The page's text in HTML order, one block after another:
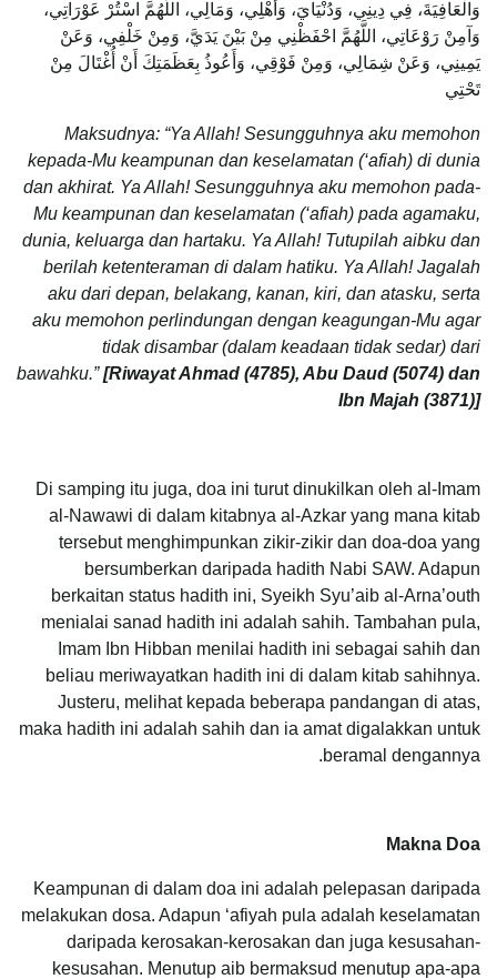
وَالْعَافِيَةَ، فِي دِينِي، وَدُنْيَايَ، وَأَهْلِي، وَمَالِي، اللَّهُمَّ اسْتُرْ عَوْرَاتِي،
وَآمِنْ رَوْعَاتِي، اللَّهُمَّ احْفَظْنِي مِنْ بَيْنَ يَدَيَّ، وَمِنْ خَلْفِي، وَعَنْ
يَمِينِي، وَعَنْ شِمَالِي، وَمِنْ فَوْقِي، وَأَعُوذُ بِعَظَمَتِكَ أَنْ أُغْتَالَ مِنْ
تَحْتِي
Maksudnya: “Ya Allah! Sesungguhnya aku memohon
kepada-Mu keampunan dan keselamatan (‘afiah) di dunia
dan akhirat. Ya Allah! Sesungguhnya aku memohon pada-
Mu keampunan dan keselamatan (‘afiah) pada agamaku,
dunia, keluarga dan hartaku. Ya Allah! Tutupilah aibku dan
berilah ketenteraman di dalam hatiku. Ya Allah! Jagalah
aku dari depan, belakang, kanan, kiri, dan atasku, serta
aku memohon perlindungan dengan keagungan-Mu agar
tidak disambar (dalam keadaan tidak sedar) dari
bawahku.”[Riwayat Ahmad (4785), Abu Daud (5074) dan
Ibn Majah (3871)]
Di samping itu juga, doa ini turut dinukilkan oleh al-Imam
al-Nawawi di dalam kitabnya al-Azkar yang mana kitab
tersebut menghimpunkan zikir-zikir dan doa-doa yang
bersumberkan daripada hadith Nabi SAW. Adapun
berkaitan status hadith ini, Syeikh Syu’aib al-Arna’outh
menialai sanad hadith ini adalah sahih. Tambahan pula,
Imam Ibn Hibban menilai hadith ini sebagai sahih dan
beliau meriwayatkan hadith ini di dalam kitab sahihnya.
Justeru, melihat kepada beberapa pandangan di atas,
maka hadith ini adalah sahih dan ia amat digalakkan untuk
beramal dengannya.
Makna Doa
Keampunan di dalam doa ini adalah pelepasan daripada
melakukan dosa. Adapun ‘afiyah pula adalah keselamatan
daripada kerosakan-kerosakan dan juga kesusahan-
kesusahan. Menutup aib bermaksud menutup apa-apa